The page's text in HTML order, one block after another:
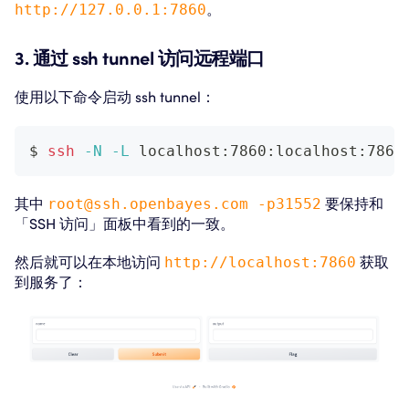
http://127.0.0.1:7860。
3. 通过 ssh tunnel 访问远程端口
使用以下命令启动 ssh tunnel：
$ ssh -N -L localhost:7860:localhost:7860
其中 root@ssh.openbayes.com -p31552 要保持和
「SSH 访问」面板中看到的一致。
然后就可以在本地访问 http://localhost:7860 获取
到服务了：